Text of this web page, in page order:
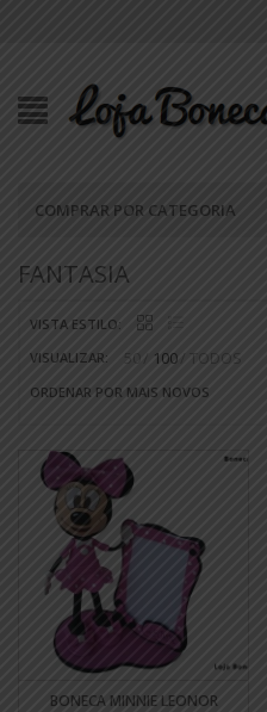
COMPRAR POR CATEGORIA
FANTASIA
VISTA ESTILO:
VISUALIZAR:
50 100 TODOS
ORDENAR POR MAIS NOVOS
BONECA MINNIE LEONOR